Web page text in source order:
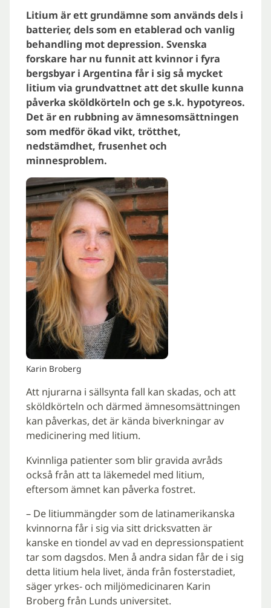
Litium är ett grundämne som används dels i
batterier, dels som en etablerad och vanlig
behandling mot depression. Svenska
forskare har nu funnit att kvinnor i fyra
bergsbyar i Argentina får i sig så mycket
litium via grundvattnet att det skulle kunna
påverka sköldkörteln och ge s.k. hypotyreos.
Det är en rubbning av ämnesomsättningen
som medför ökad vikt, trötthet,
nedstämdhet, frusenhet och
minnesproblem.
Karin Broberg
Att njurarna i sällsynta fall kan skadas, och att
sköldkörteln och därmed ämnesomsättningen
kan påverkas, det är kända biverkningar av
medicinering med litium.
Kvinnliga patienter som blir gravida avråds
också från att ta läkemedel med litium,
eftersom ämnet kan påverka fostret.
– De litiummängder som de latinamerikanska
kvinnorna får i sig via sitt dricksvatten är
kanske en tiondel av vad en depressionspatient
tar som dagsdos. Men å andra sidan får de i sig
detta litium hela livet, ända från fosterstadiet,
säger yrkes- och miljömedicinaren Karin
Broberg från Lunds universitet.